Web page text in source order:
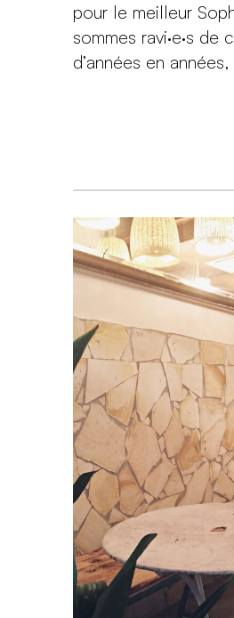
pour le meilleur
sommes ravi·e·s de
d’années en années,